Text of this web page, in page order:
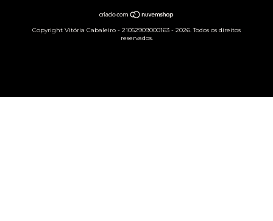
Copyright Vitória Cabaleiro - 21052909000163 - 2026. Todos os direitos
reservados.